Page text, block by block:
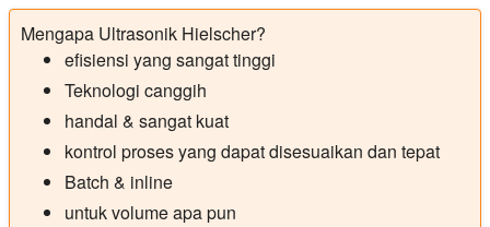
Mengapa Ultrasonik Hielscher?
efisiensi yang sangat tinggi
Teknologi canggih
handal & sangat kuat
kontrol proses yang dapat disesuaikan dan tepat
Batch & inline
untuk volume apa pun